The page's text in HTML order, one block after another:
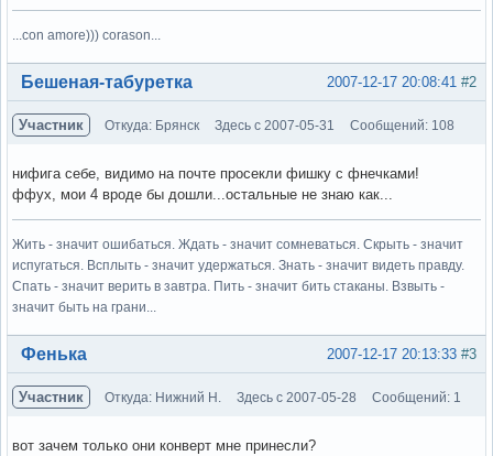
...con amore))) corason...
Вне форума #2
2007-12-17 20:08:41
Бешеная-табуретка
Участник Откуда: Брянск Здесь с 2007-05-31 Сообщений: 108
нифига себе, видимо на почте просекли фишку с фнечками!
ффух, мои 4 вроде бы дошли...остальные не знаю как...
Жить - значит ошибаться. Ждать - значит сомневаться. Скрыть - значит
испугаться. Всплыть - значит удержаться. Знать - значит видеть правду.
Спать - значит верить в завтра. Пить - значит бить стаканы. Взвыть -
значит быть на грани...
Вне форума #3
2007-12-17 20:13:33
Фенька
Участник Откуда: Нижний Н. Здесь с 2007-05-28 Сообщений: 1
вот зачем только они конверт мне принесли?